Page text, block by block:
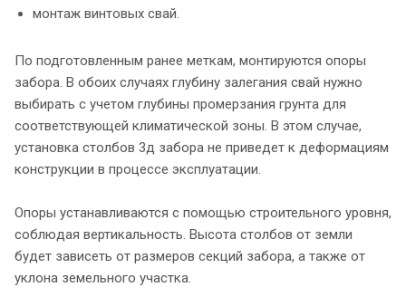
монтаж винтовых свай.
По подготовленным ранее меткам, монтируются опоры
забора. В обоих случаях глубину залегания свай нужно
выбирать с учетом глубины промерзания грунта для
соответствующей климатической зоны. В этом случае,
установка столбов 3д забора не приведет к деформациям
конструкции в процессе эксплуатации.
Опоры устанавливаются с помощью строительного уровня,
соблюдая вертикальность. Высота столбов от земли
будет зависеть от размеров секций забора, а также от
уклона земельного участка.